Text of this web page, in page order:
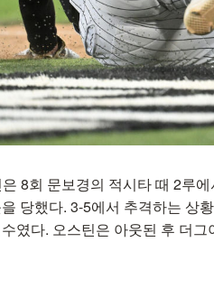
8회 문보경의 적시타 때 2루
당했다. 3-5에서 추격하는 상
였다. 오스틴은 아웃된 후 더